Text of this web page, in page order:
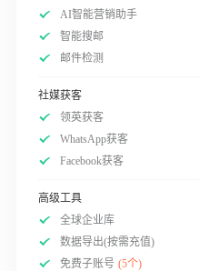
AI智能营销助手
智能搜邮
邮件检测
社媒获客
领英获客
WhatsApp获客
Facebook获客
高级工具
全球企业库
数据导出(按需充值)
免费子账号 (5个)